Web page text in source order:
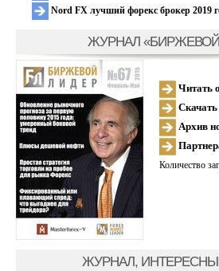
Nord FX лучший форекс брокер 2019
ЖУРНАЛ
Читать
Архив
Количество
ЖУРНАЛ,